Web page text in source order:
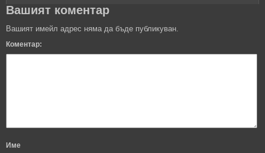
Вашият коментар
Вашият имейл адрес няма да бъде публикуван.
Коментар:
Име